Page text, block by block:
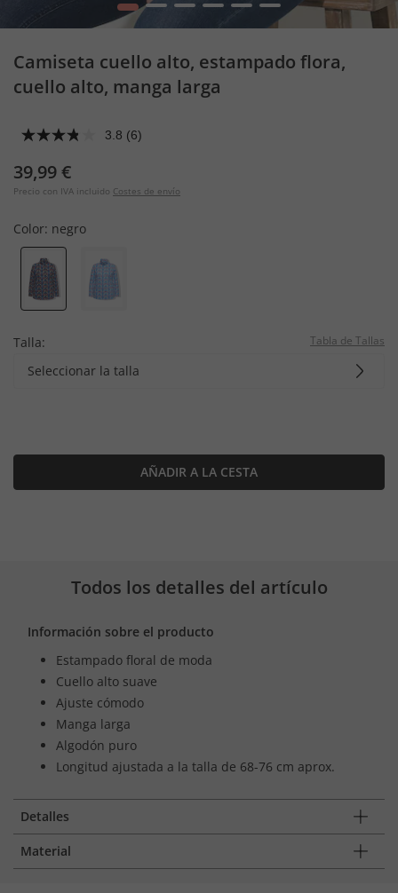
1 2 3 4 5 6
Camiseta cuello alto, estampado flora,
cuello alto, manga larga
3.8 (6)
39,99 €
Precio con IVA incluido Costes de envío
Color: negro
Talla: Tabla de Tallas
Seleccionar la talla
AÑADIR A LA CESTA
Todos los detalles del artículo
Información sobre el producto
Estampado floral de moda
Cuello alto suave
Ajuste cómodo
Manga larga
Algodón puro
Longitud ajustada a la talla de 68-76 cm aprox.
Detalles
Material